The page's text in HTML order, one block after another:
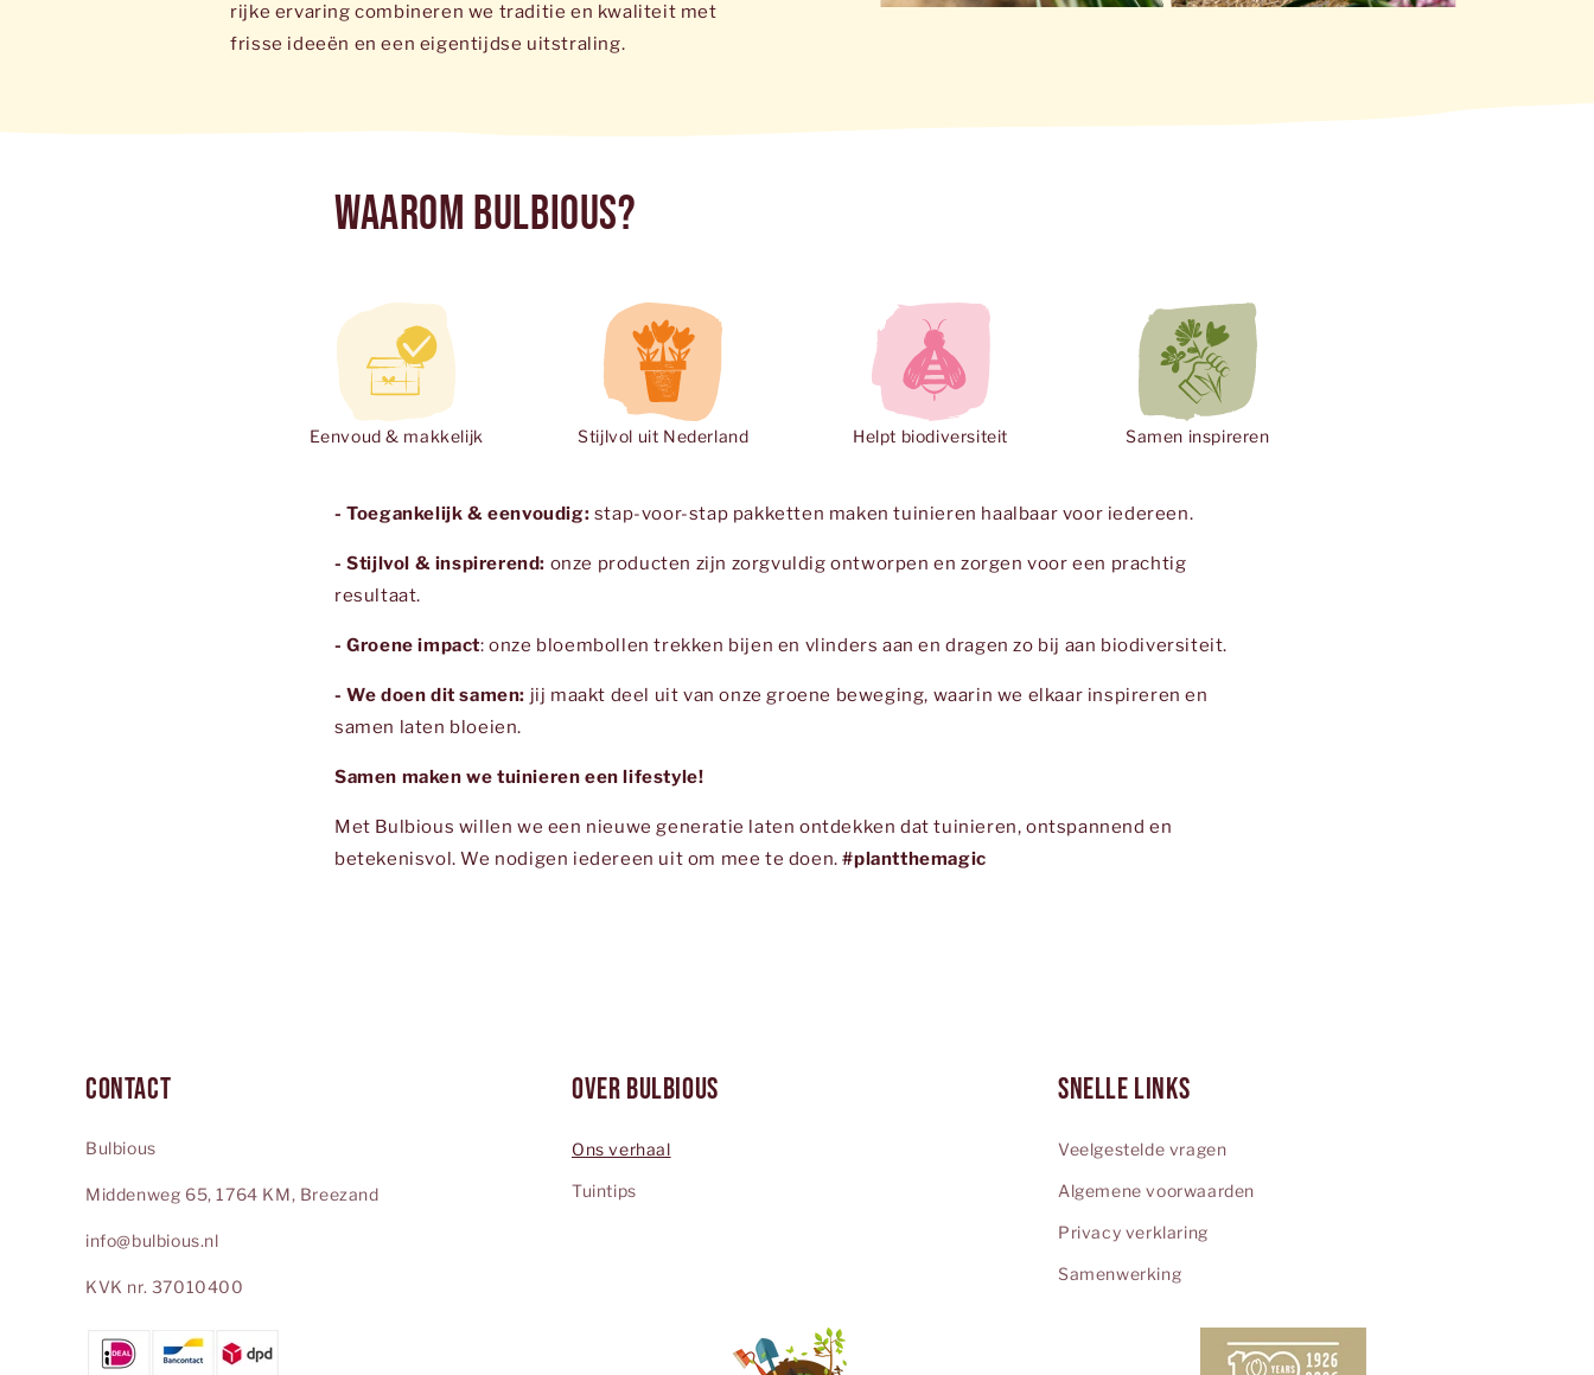
rijke ervaring combineren we traditie en kwaliteit met
frisse ideeën en een eigentijdse uitstraling.
Waarom Bulbious?
Eenvoud & makkelijk Stijlvol uit Nederland Helpt biodiversiteit Samen inspireren
- Toegankelijk & eenvoudig: stap-voor-stap pakketten maken tuinieren haalbaar voor iedereen.
- Stijlvol & inspirerend: onze producten zijn zorgvuldig ontworpen en zorgen voor een prachtig
resultaat.
- Groene impact: onze bloembollen trekken bijen en vlinders aan en dragen zo bij aan biodiversiteit.
- We doen dit samen: jij maakt deel uit van onze groene beweging, waarin we elkaar inspireren en
samen laten bloeien.
Samen maken we tuinieren een lifestyle!
Met Bulbious willen we een nieuwe generatie laten ontdekken dat tuinieren, ontspannend en
betekenisvol. We nodigen iedereen uit om mee te doen.#plantthemagic
Contact
Bulbious
Middenweg 65, 1764 KM, Breezand
info@bulbious.nl
KVK nr. 37010400
Over Bulbious
Ons verhaal
Tuintips
Snelle links
Veelgestelde vragen
Algemene voorwaarden
Privacy verklaring
Samenwerking